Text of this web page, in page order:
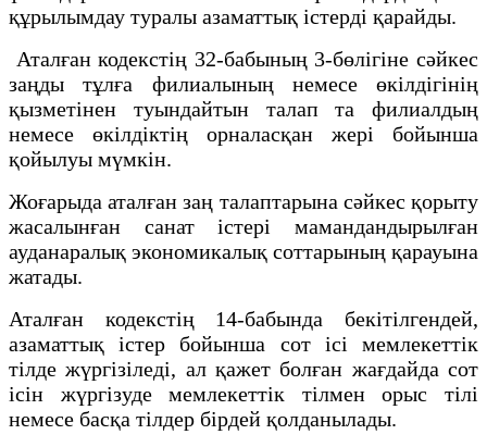
құрылымдау туралы азаматтық істерді қарайды.
Аталған кодекстің 32-бабының 3-бөлігіне сәйкес
заңды тұлға филиалының немесе өкілдігінің
қызметінен туындайтын талап та филиалдың
немесе өкілдіктің орналасқан жері бойынша
қойылуы мүмкін.
Жоғарыда аталған заң талаптарына сәйкес қорыту
жасалынған санат істері мамандандырылған
ауданаралық экономикалық соттарының қарауына
жатады.
Аталған кодекстің 14-бабында бекітілгендей,
азаматтық істер бойынша сот ісі мемлекеттік
тілде жүргізіледі, ал қажет болған жағдайда сот
ісін жүргізуде мемлекеттік тілмен орыс тілі
немесе басқа тілдер бірдей қолданылады.